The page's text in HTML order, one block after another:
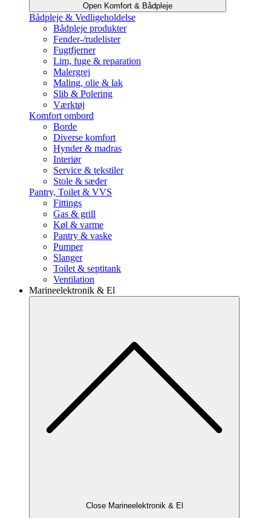
Open Komfort & Bådpleje
Bådpleje & Vedligeholdelse
Bådpleje produkter
Fender-/rudelister
Fugtfjerner
Lim, fuge & reparation
Malergrej
Maling, olie & lak
Slib & Polering
Værktøj
Komfort ombord
Borde
Diverse komfort
Hynder & madras
Interiør
Service & tekstiler
Stole & sæder
Pantry, Toilet & VVS
Fittings
Gas & grill
Køl & varme
Pantry & vaske
Pumper
Slanger
Toilet & septitank
Ventilation
Marineelektronik & El
Close Marineelektronik & El